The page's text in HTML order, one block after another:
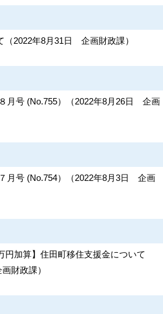
（2022年8月31日 企画財政課）
月号 (No.755） （2022年8月26日
企画
月号 (No.754） （2022年8月3日
企画
円加算】住田町移住支援金について
画財政課）